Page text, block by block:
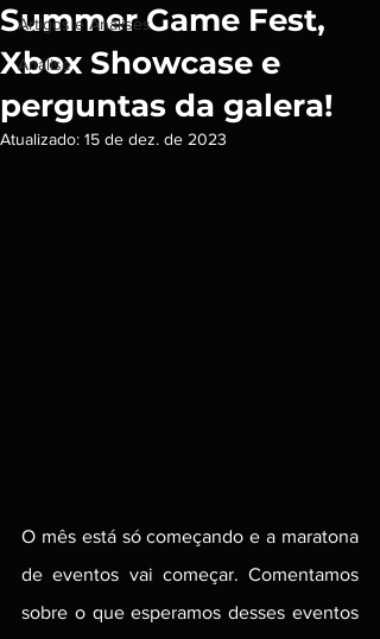
Artigos e Análises
Análise
Summer Game Fest,
Xbox Showcase e
perguntas da galera!
Atualizado: 15 de dez. de 2023
O mês está só começando e a maratona
de eventos vai começar. Comentamos
sobre o que esperamos desses eventos